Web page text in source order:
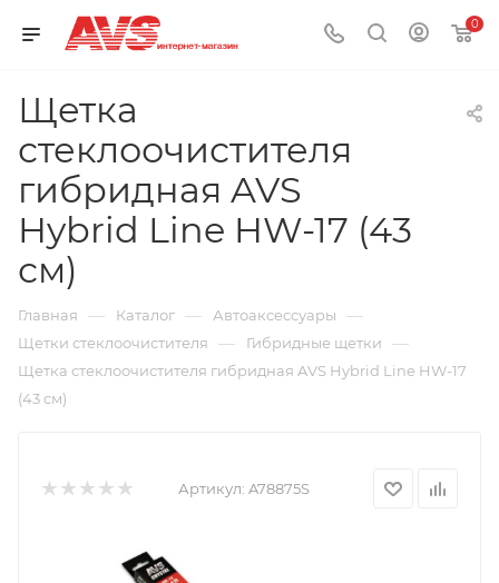
0
Щетка
стеклоочистителя
гибридная AVS
Hybrid Line HW-17 (43
см)
Главная — Каталог — Автоаксессуары —
Щетки стеклоочистителя — Гибридные щетки —
Щетка стеклоочистителя гибридная AVS Hybrid Line HW-17
(43 см)
Артикул: A78875S